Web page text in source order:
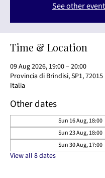
See other
Time & Location
09 Aug 2026, 19:00 – 20:00
Provincia di Brindisi, SP1, 72015
Italia
Other dates
Sun 16 Aug, 18:00
Sun 23 Aug, 18:00
Sun 30 Aug, 17:00
View all 8 dates